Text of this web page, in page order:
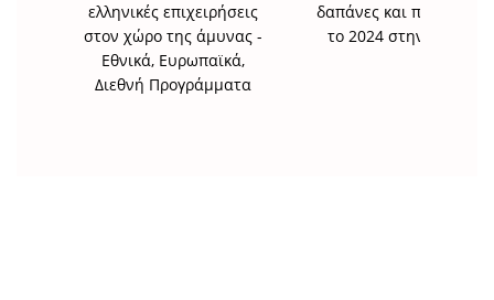
ελληνικές επιχειρήσεις
στον χώρο της άμυνας -
Εθνικά, Ευρωπαϊκά,
Διεθνή Προγράμματα
δαπάνες και προσωπικό
το 2024 στην Ελλάδα